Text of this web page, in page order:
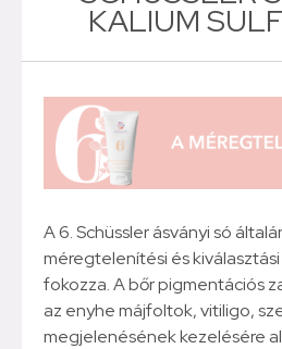
KALIUM
A 6. Schüssler ásványi só
méregtelenítési és
fokozza. A bőr pigmentációs
az enyhe májfoltok, vitiligo,
megjelenésének kezelésére